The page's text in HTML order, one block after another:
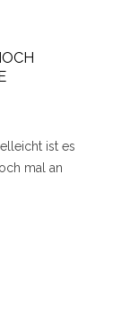
ist es
mal an